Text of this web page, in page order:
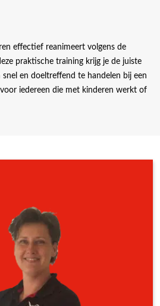
effectief reanimeert volgens de
praktische training krijg je de juiste
snel en doeltreffend te handelen bij een
iedereen die met kinderen werkt of